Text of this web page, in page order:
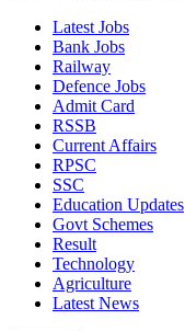
Latest Jobs
Bank Jobs
Railway
Defence Jobs
Admit Card
RSSB
Current Affairs
RPSC
SSC
Education Updates
Govt Schemes
Result
Technology
Agriculture
Latest News